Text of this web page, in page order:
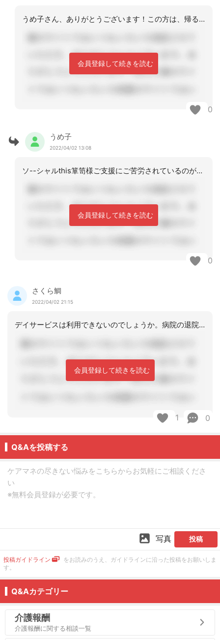
うめ子さん、ありがとうございます！この方は、帰る場所のない方で、昼間は、通所で過
会員登録して続きを読む
0
うめ子
2022/04/02 13:08
ソ--シャルthis箪笥様ご支援にご苦労されているのが、わかりました。退院後のサ
会員登録して続きを読む
0
さくら鯛
2022/04/02 21:15
デイサービスは利用できないのでしょうか。病院の退院後にショートステイの利用はでき
会員登録して続きを読む
1 0
Q&Aを投稿する
写真 投稿
投稿ガイドライン
をお読みのうえ、ガイドラインに沿った投稿をお願いしま
す。
Q&Aカテゴリー
介護報酬
介護報酬に関する相談一覧